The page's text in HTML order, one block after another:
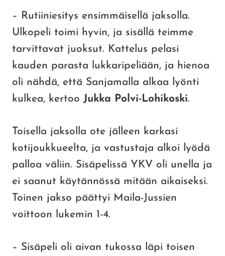
– Rutiiniesitys ensimmäisellä jaksolla.
Ulkopeli toimi hyvin, ja sisällä teimme
tarvittavat juoksut. Kattelus pelasi
kauden parasta lukkaripeliään, ja hienoa
oli nähdä, että Sanjamalla alkaa lyönti
kulkea, kertoo Jukka Polvi-Lohikoski.
Toisella jaksolla ote jälleen karkasi
kotijoukkueelta, ja vastustaja alkoi lyödä
palloa väliin. Sisäpelissä YKV oli unella ja
ei saanut käytännössä mitään aikaiseksi.
Toinen jakso päättyi Maila-Jussien
voittoon lukemin 1-4.
– Sisäpeli oli aivan tukossa läpi toisen